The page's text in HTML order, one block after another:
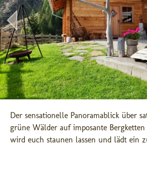
Der sensationelle Panoramablick über
grüne Wälder auf imposante
wird euch staunen lassen und lädt ein